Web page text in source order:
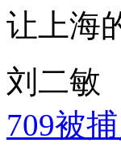
让上海
刘二敏
709被